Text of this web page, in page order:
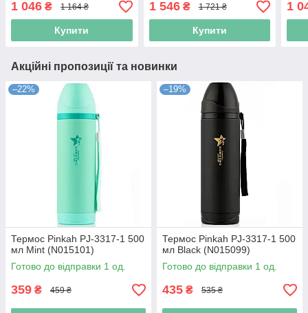
1 046 ₴ 1 164 ₴
Купити
1 546₴ 1 721 ₴
Купити
1
Акційні пропозиції та новинки
–22%
Термос Pinkah PJ-3317-1 500
мл Mint (N015101)
Готово до відправки 1 од.
359 ₴ 459 ₴
–19%
Термос Pinkah PJ-3317-1 500
мл Black (N015099)
Готово до відправки 1 од.
435 ₴ 535 ₴